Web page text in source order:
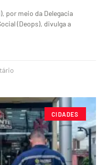
por meio da Delegacia
(Deops), divulga a
CIDADES